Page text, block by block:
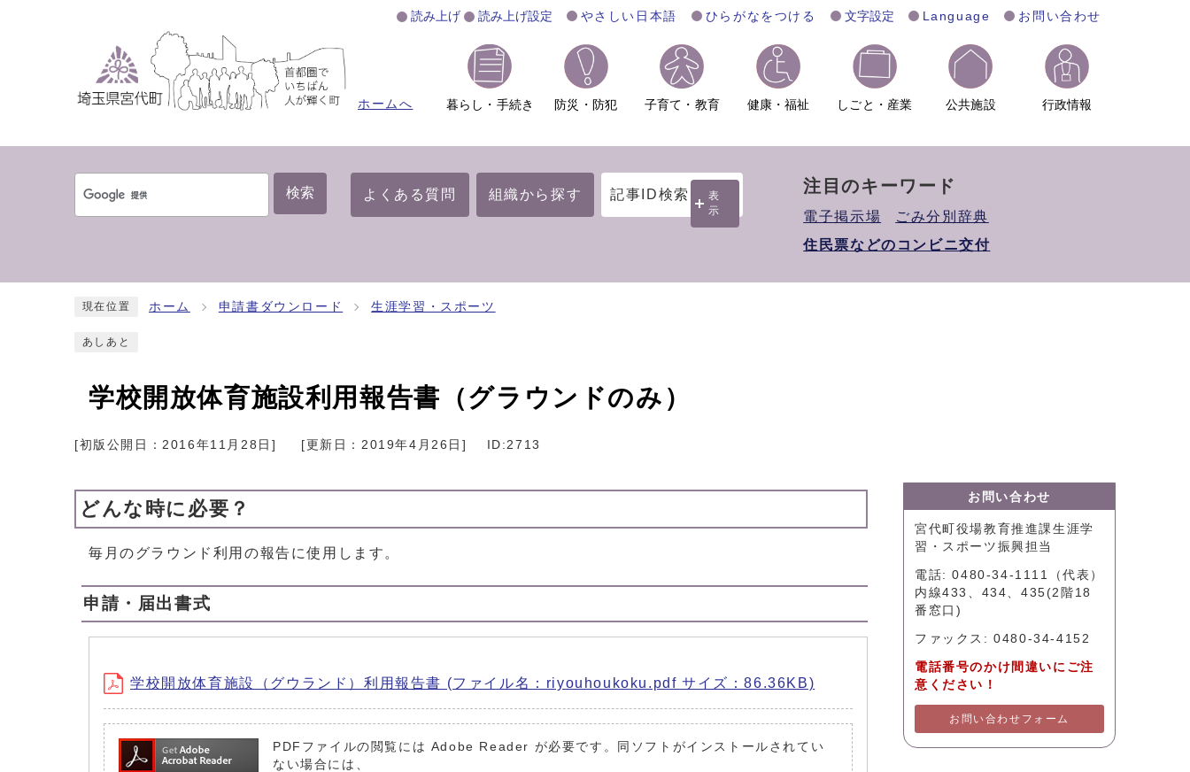
読み上げ 読み上げ設定 やさしい日本語 ひらがなをつける 文字設定 Language お問い合わせ
ホームへ 暮らし・手続き 防災・防犯 子育て・教育 健康・福祉 しごと・産業 公共施設 行政情報
検索 よくある質問 組織から探す 記事ID検索
表
示
注目のキーワード
電子掲示場
ごみ分別辞典
住民票などのコンビニ交付
現在位置 ホーム 申請書ダウンロード 生涯学習・スポーツ
あしあと
学校開放体育施設利用報告書（グラウンドのみ）
[初版公開日：2016年11月28日 ] [更新日：2019年4月26日] ID:2713
どんな時に必要？
毎月のグラウンド利用の報告に使用します。
申請・届出書式
学校開放体育施設（グウランド）利用報告書 (ファイル名：riyouhoukoku.pdf サイズ：86.36KB)
PDFファイルの閲覧には Adobe Reader が必要です。同ソフトがインストールされてい
ない場合には、
お問い合わせ
宮代町役場教育推進課生涯学
習・スポーツ振興担当
電話: 0480-34-1111（代表）
内線433、434、435(2階18
番窓口)
ファックス: 0480-34-4152
電話番号のかけ間違いにご注
意ください！
お問い合わせフォーム